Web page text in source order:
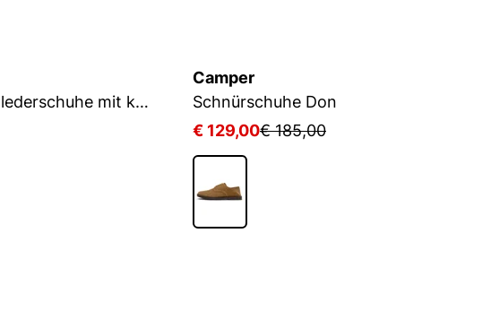
Braune Wildlederschuhe mit kurzer Bindung
Camper
Schnürschuhe Don
€ 129,00€ 185,00